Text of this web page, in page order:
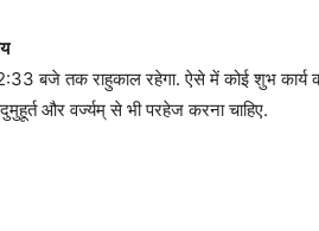
बजे तक राहुकाल रहेगा. ऐसे में कोई शुभ कार्य
और वर्ज्यम् से भी परहेज करना चाहिए.